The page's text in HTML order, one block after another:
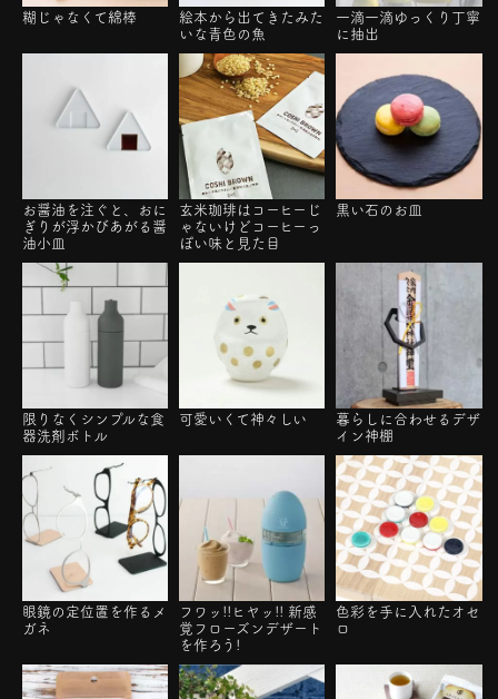
糊じゃなくて綿棒
絵本から出てきたみた
いな青色の魚
一滴一滴ゆっくり丁寧
に抽出
お醤油を注ぐと、おに
ぎりが浮かびあがる醤
油小皿
玄米珈琲はコーヒーじ
ゃないけどコーヒーっ
ぽい味と見た目
黒い石のお皿
限りなくシンプルな食
器洗剤ボトル
可愛いくて神々しい
暮らしに合わせるデザ
イン神棚
眼鏡の定位置を作るメ
ガネ
フワッ!!ヒヤッ!! 新感
覚フローズンデザート
を作ろう!
色彩を手に入れたオセ
ロ